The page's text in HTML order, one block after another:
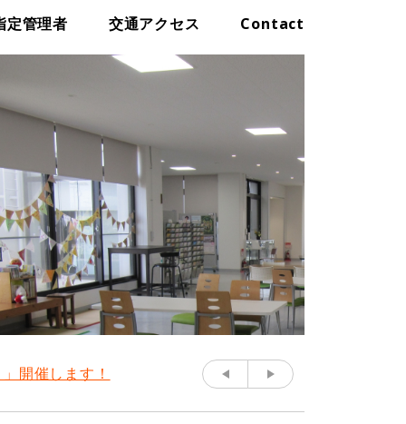
定管理者 交通アクセス Contact
開催します！